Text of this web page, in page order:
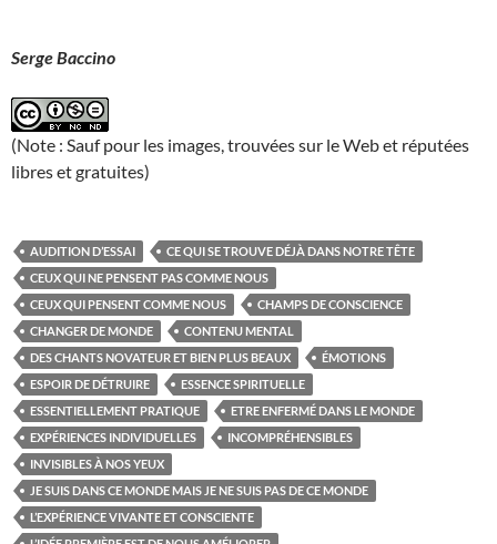
Serge Baccino
(Note : Sauf pour les images, trouvées sur le Web et réputées
libres et gratuites)
AUDITION D’ESSAI
CE QUI SE TROUVE DÉJÀ DANS NOTRE TÊTE
CEUX QUI NE PENSENT PAS COMME NOUS
CEUX QUI PENSENT COMME NOUS
CHAMPS DE CONSCIENCE
CHANGER DE MONDE
CONTENU MENTAL
DES CHANTS NOVATEUR ET BIEN PLUS BEAUX
ÉMOTIONS
ESPOIR DE DÉTRUIRE
ESSENCE SPIRITUELLE
ESSENTIELLEMENT PRATIQUE
ETRE ENFERMÉ DANS LE MONDE
EXPÉRIENCES INDIVIDUELLES
INCOMPRÉHENSIBLES
INVISIBLES À NOS YEUX
JE SUIS DANS CE MONDE MAIS JE NE SUIS PAS DE CE MONDE
L’EXPÉRIENCE VIVANTE ET CONSCIENTE